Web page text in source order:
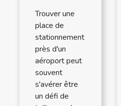
Trouver une
place de
stationnement
près d'un
aéroport peut
souvent
s'avérer être
un défi de